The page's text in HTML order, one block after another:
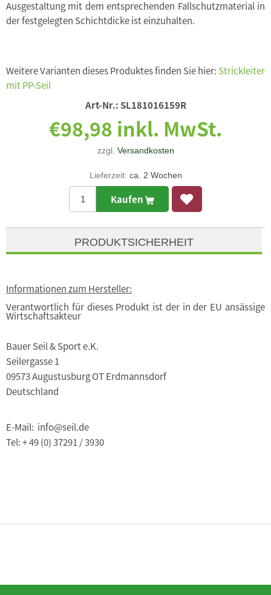
Ausgestaltung mit dem entsprechenden Fallschutzmaterial in
der festgelegten Schichtdicke ist einzuhalten.
Weitere Varianten dieses Produktes finden Sie hier: Strickleiter
mit PP-Seil
Art-Nr.: SL181016159R
€98,98 inkl. MwSt.
zzgl. Versandkosten
Lieferzeit: ca. 2 Wochen
Kaufen
PRODUKTSICHERHEIT
Informationen zum Hersteller:
Verantwortlich für dieses Produkt ist der in der EU ansässige
Wirtschaftsakteur
Bauer Seil & Sport e.K.
Seilergasse 1
09573 Augustusburg OT Erdmannsdorf
Deutschland
E-Mail: info@seil.de
Tel: + 49 (0) 37291 / 3930